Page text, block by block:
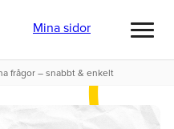
Mina sidor
frågor – snabbt & enkelt